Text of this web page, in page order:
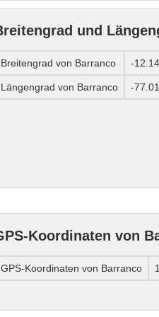
und
Breitengrad von Barranco -
Längengrad von Barranco -
Koordinaten von
GPS-Koordinaten von Barranco